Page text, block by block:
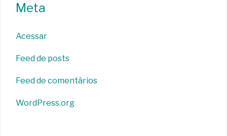
Meta
Acessar
Feed de posts
Feed de comentários
WordPress.org